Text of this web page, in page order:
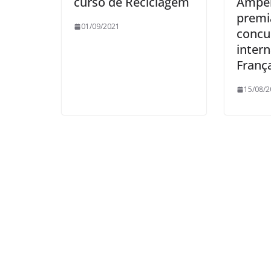
01/09/2021
15/08/